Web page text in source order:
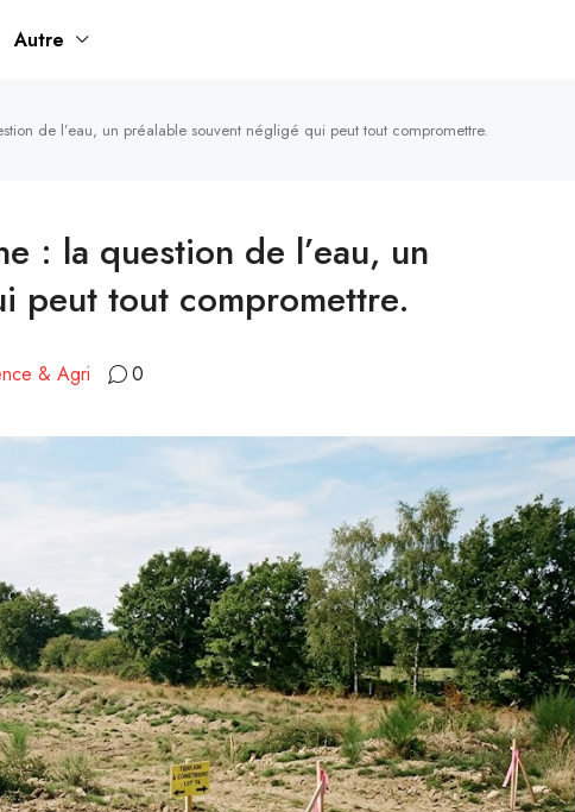
Autre
de l’eau, un préalable souvent négligé qui peut tout compromettre.
: la question de l’eau, un
peut tout compromettre.
& Agri 0